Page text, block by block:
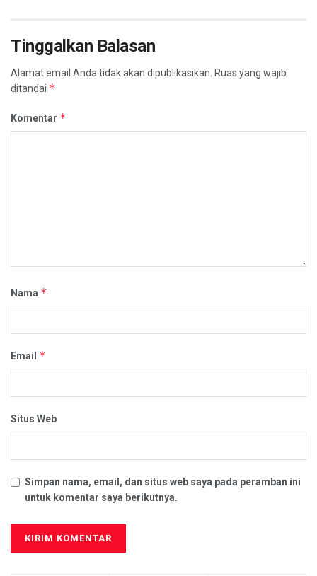
Tinggalkan Balasan
Alamat email Anda tidak akan dipublikasikan. Ruas yang wajib
ditandai *
Komentar *
Nama *
Email *
Situs Web
Simpan nama, email, dan situs web saya pada peramban ini
untuk komentar saya berikutnya.